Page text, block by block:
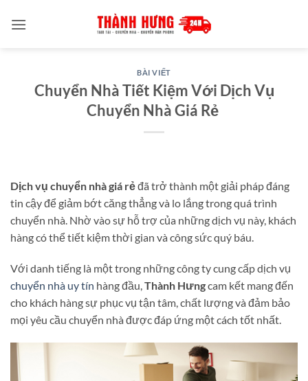
qua
BÀI VIẾT
Chuyển Nhà Tiết Kiệm Với Dịch Vụ
Chuyển Nhà Giá Rẻ
Dịch vụ chuyển nhà giá rẻđã trở thành một giải pháp đáng
tin cậy để giảm bớt căng thẳng và lo lắng trong quá trình
chuyển nhà. Nhờ vào sự hỗ trợ của những dịch vụ này, khách
hàng có thể tiết kiệm thời gian và công sức quý báu.
Với danh tiếng là một trong những công ty cung cấp dịch vụ
chuyển nhà uy tín hàng đầu,Thành Hưngcam kết mang đến
cho khách hàng sự phục vụ tận tâm, chất lượng và đảm bảo
mọi yêu cầu chuyển nhà được đáp ứng một cách tốt nhất.